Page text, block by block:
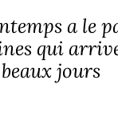
a le
qui
jours